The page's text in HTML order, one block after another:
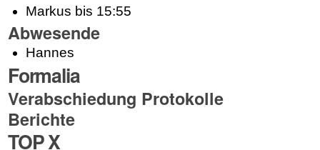
Markus bis 15:55
Abwesende
Hannes
Formalia
Verabschiedung Protokolle
Berichte
TOP X